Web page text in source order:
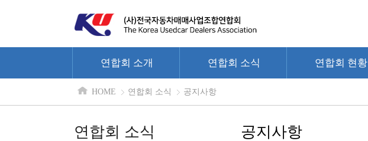
연합회 소개 연합회 소식 연합회 현황
HOME 연합회 소식 공지사항
연합회 소식 공지사항